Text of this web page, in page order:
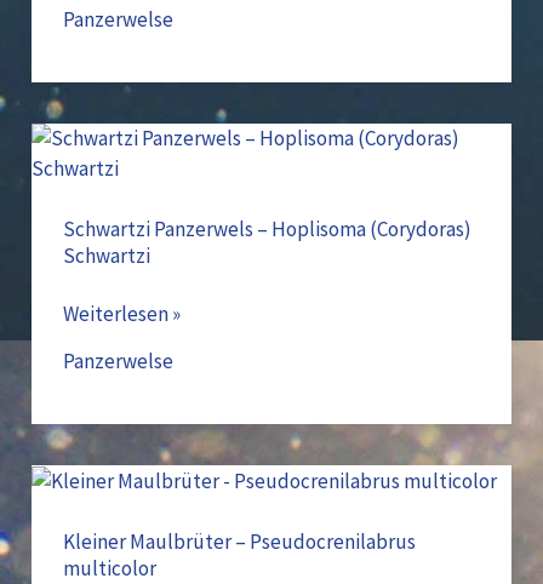
Panzerwelse
Schwartzi Panzerwels – Hoplisoma (Corydoras)
Schwartzi
Schwartzi
Panzerwels
Hoplisoma
(Corydoras)
Weiterlesen »
Panzerwelse
Kleiner Maulbrüter – Pseudocrenilabrus
multicolor
Kleiner
–
Pseudocrenilabrus